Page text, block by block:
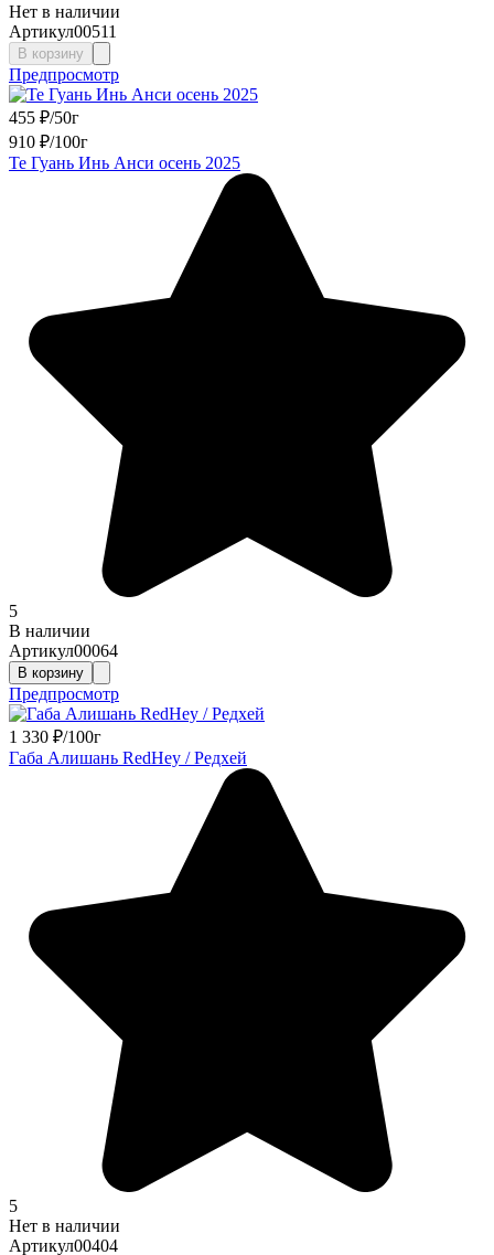
Нет в наличии
Артикул00511
В корзину
Предпросмотр
455 ₽/50г
910 ₽/100г
Те Гуань Инь Анси осень 2025
5
В наличии
Артикул00064
В корзину
Предпросмотр
1 330 ₽/100г
Габа Алишань RedHey / Редхей
5
Нет в наличии
Артикул00404